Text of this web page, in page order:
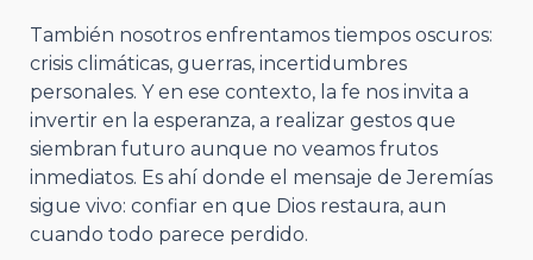
También nosotros enfrentamos tiempos oscuros:
crisis climáticas, guerras, incertidumbres
personales. Y en ese contexto, la fe nos invita a
invertir en la esperanza, a realizar gestos que
siembran futuro aunque no veamos frutos
inmediatos. Es ahí donde el mensaje de Jeremías
sigue vivo: confiar en que Dios restaura, aun
cuando todo parece perdido.